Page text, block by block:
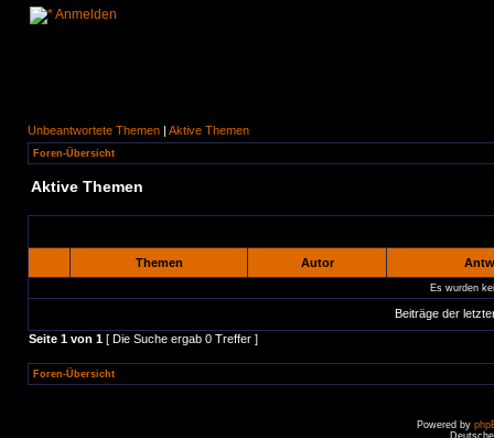
Anmelden
Unbeantwortete Themen | Aktive Themen
Foren-Übersicht
Aktive Themen
Themen Autor
Es wurden
Beiträge der
Seite 1 von 1 [ Die Suche ergab 0 Treffer ]
Foren-Übersicht
Powered by